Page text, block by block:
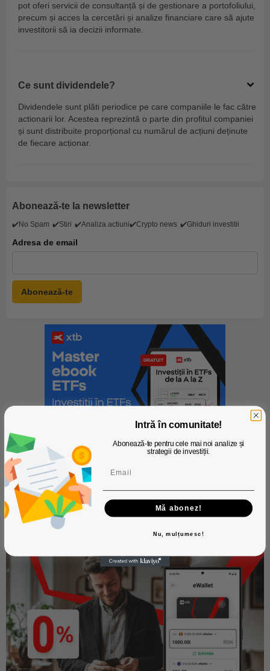
pot oferi servicii de consultanță și de gestionare a portofoliului,
precum și acces la cercetări și analize financiare care să ajute
investitorii să ia decizii informate.
Ce sunt dividendele?
Dividendele sunt plăti periodice pe care companiile le fac către
actionarii lor. Acestea reprezintă o parte din profitul companiei
și sunt distribuite proporțional cu numărul de acțiuni deținute
de fiecare acționar.
Abonează-te la newsletter
✔️No Spam ✔️Stiri ✔️Analiza actiuni✔️Crypto news ✔️Ghiduri investitii
Adresa de email
Intră în comunitate!
Abonează-te pentru cele mai noi analize și
strategii de investiții.
Mă abonez!
Nu, mulțumesc!